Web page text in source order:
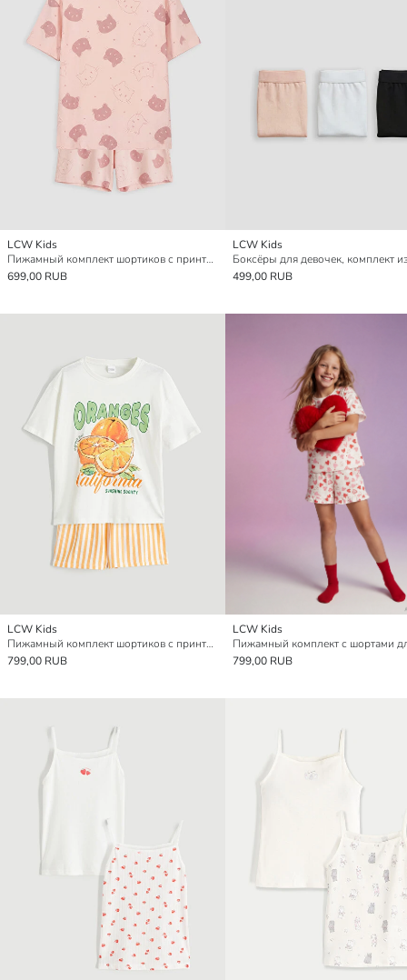
LCW Kids
Пижамный комплект шортиков с принтом для девочек
699,00 RUB
LCW Kids
499,00 RUB
LCW Kids
Пижамный комплект шортиков с принтом для девочек
799,00 RUB
LCW Kids
799,00 RUB